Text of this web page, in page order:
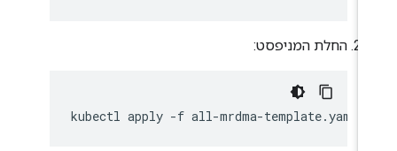
החלת המניפסט:
kubectl apply -f